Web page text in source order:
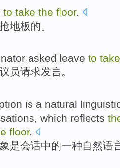
to take the floor.
抢地板的。
asked leave to
员请求发言。
is a natural
, which reflects
floor.
是会话中的一种自然语